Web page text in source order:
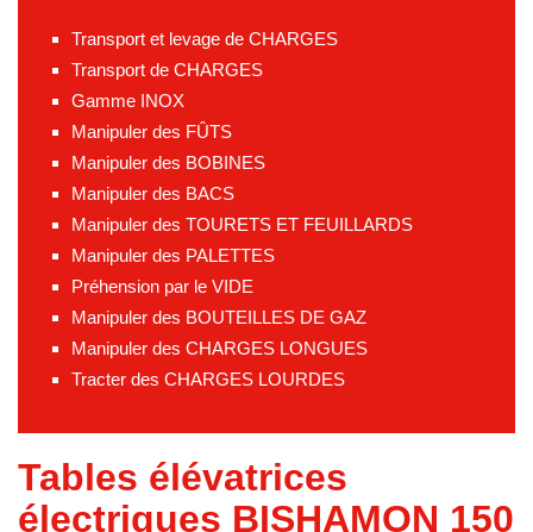
Transport et levage de CHARGES
Transport de CHARGES
Gamme INOX
Manipuler des FÛTS
Manipuler des BOBINES
Manipuler des BACS
Manipuler des TOURETS ET FEUILLARDS
Manipuler des PALETTES
Préhension par le VIDE
Manipuler des BOUTEILLES DE GAZ
Manipuler des CHARGES LONGUES
Tracter des CHARGES LOURDES
Tables élévatrices
électriques BISHAMON 150